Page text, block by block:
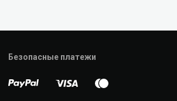
Безопасные платежи